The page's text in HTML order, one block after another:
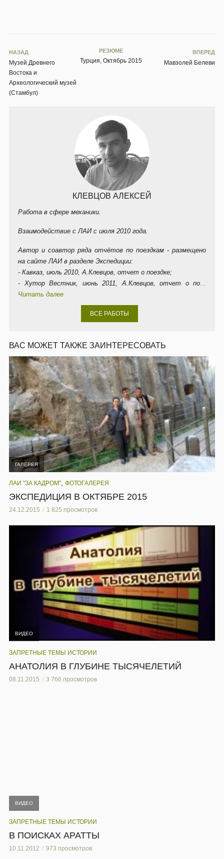
НАЗАД
Музей Древнего
Востока и
Археологический музей
(Стамбул)
РЕЗЮМЕ
Турция, Октябрь 2015
ВПЕРЕД
Мавзолей Белеви
КЛЕВЦОВ АЛЕКСЕЙ
Работа в сфере механики.
Взаимодействие с ЛАИ с июля 2010 года.
Автор и соавтор ряда отчётов по поездкам - размещено
на сайте ЛАИ в разделе Экспедиции:
- Кавказ, июль 2010, А.Клевцов, отчет о поездке;
- Хутор Вестник, июнь 2011, А.Клевцов, отчет о по...
Читать далее
ВСЕ РАБОТЫ
ВАС МОЖЕТ ТАКЖЕ ЗАИНТЕРЕСОВАТЬ
ГАЛЕРЕЯ
ЛАИ "ЗА КАДРОМ" ФОТОГАЛЕРЕЯ
ЭКСПЕДИЦИЯ В ОКТЯБРЕ 2015
24.12.2015 1 825 просмотров
ВИДЕО
ЗАПРЕТНЫЕ ТЕМЫ ИСТОРИИ
АНАТОЛИЯ В ГЛУБИНЕ ТЫСЯЧЕЛЕТИЙ
08.11.2015 3 766 просмотров
ВИДЕО
ЗАПРЕТНЫЕ ТЕМЫ ИСТОРИИ
В ПОИСКАХ АРАТТЫ
10.11.2012 973 просмотров